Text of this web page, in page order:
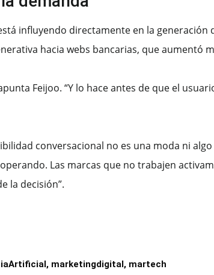
influyendo directamente en la generación
hacia webs bancarias, que aumentó
Feijoo. “Y lo hace antes de que el
conversacional no es una moda ni
Las marcas que no trabajen
la decisión”.
, marketingdigital, martech